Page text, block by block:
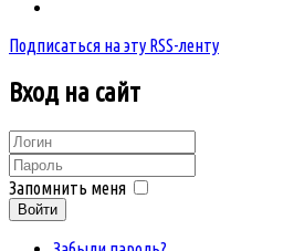
Подписаться на эту RSS-ленту
Вход на сайт
Запомнить меня
Войти